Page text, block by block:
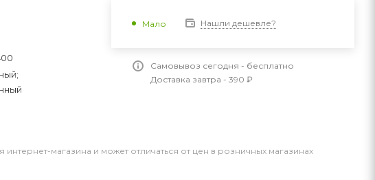
Мало Нашли дешевле?
Самовывоз сегодня - бесплатно
Доставка завтра - 390 ₽
интернет-магазина и может отличаться от цен в розничных магазинах